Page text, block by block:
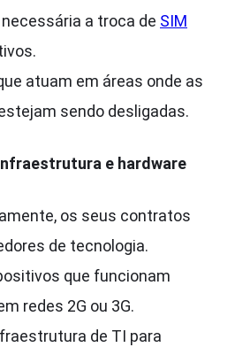
a troca de SIM
atuam em áreas onde as
sendo desligadas.
e hardware
os seus contratos
de tecnologia.
que funcionam
redes 2G ou 3G.
de TI para